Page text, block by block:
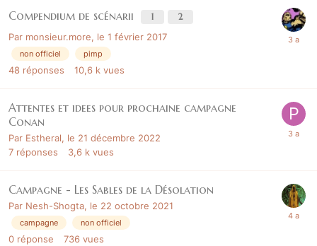
Compendium de scénarii 1 2
Par monsieur.more, le 1 février 2017
non officiel pimp
48 réponses 10,6 k vues
Attentes et idees pour prochaine campagne
Conan
Par Estheral, le 21 décembre 2022
7 réponses 3,6 k vues
Campagne - Les Sables de la Désolation
Par Nesh-Shogta, le 22 octobre 2021
campagne non officiel
0 réponse 736 vues